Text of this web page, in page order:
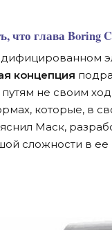
что глава Boring
концепция
не своим
которые, в
Маск,
сложности в ее